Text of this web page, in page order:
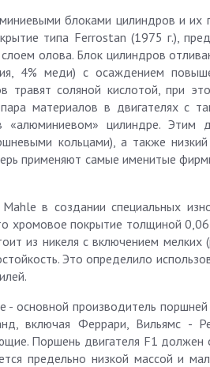
блоками цилиндров и их
типа Ferrostan (1975 г.),
олова. Блок цилиндров
4% меди) с осаждением
травят соляной кислотой, при
материалов в двигателях с
цилиндре. Этим
кольцами), а также
применяют самые именитые
в создании специальных
хромовое покрытие толщиной
из никеля с включением
Это определило
- основной производитель
включая Феррари, Вильямс -
Поршень двигателя F1
предельно низкой массой и